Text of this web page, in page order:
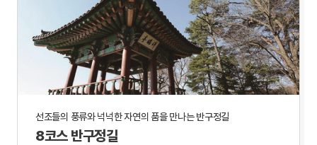
선조들의 풍류와 넉넉한 자연의 품을 만나는 반구정길
8코스 반구정길